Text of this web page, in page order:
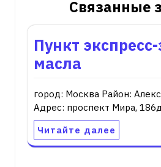
Связанные
Пункт
масла
город: Москва Район:
Адрес: проспект Мира,
Читайте далее